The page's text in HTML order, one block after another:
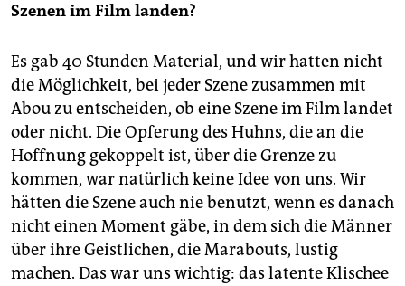
Szenen im Film landen?
Es gab 40 Stunden Material, und wir hatten nicht
die Möglichkeit, bei jeder Szene zusammen mit
Abou zu entscheiden, ob eine Szene im Film landet
oder nicht. Die Opferung des Huhns, die an die
Hoffnung gekoppelt ist, über die Grenze zu
kommen, war natürlich keine Idee von uns. Wir
hätten die Szene auch nie benutzt, wenn es danach
nicht einen Moment gäbe, in dem sich die Männer
über ihre Geistlichen, die Marabouts, lustig
machen. Das war uns wichtig: das latente Klischee